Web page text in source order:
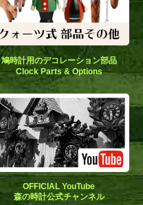
鳩時計用のデコレーション部品
Clock Parts & Options
OFFICIAL YouTube
森の時計公式チャンネル